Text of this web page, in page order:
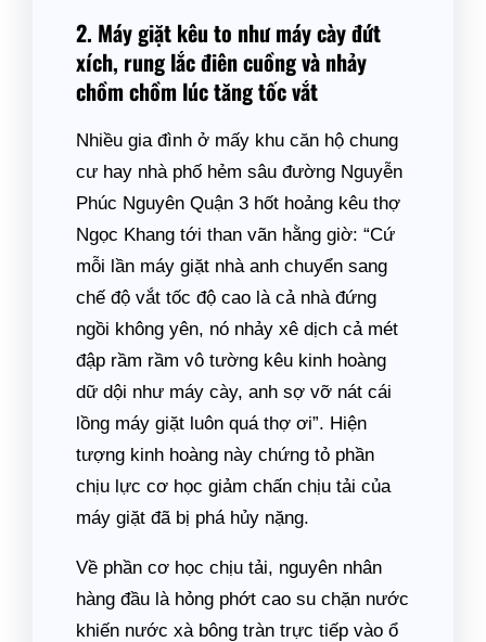
2. Máy giặt kêu to như máy cày đứt
xích, rung lắc điên cuồng và nhảy
chồm chồm lúc tăng tốc vắt
Nhiều gia đình ở mấy khu căn hộ chung
cư hay nhà phố hẻm sâu đường Nguyễn
Phúc Nguyên Quận 3 hốt hoảng kêu thợ
Ngọc Khang tới than vãn hằng giờ: “Cứ
mỗi lần máy giặt nhà anh chuyển sang
chế độ vắt tốc độ cao là cả nhà đứng
ngồi không yên, nó nhảy xê dịch cả mét
đập rầm rầm vô tường kêu kinh hoàng
dữ dội như máy cày, anh sợ vỡ nát cái
lồng máy giặt luôn quá thợ ơi”. Hiện
tượng kinh hoàng này chứng tỏ phần
chịu lực cơ học giảm chấn chịu tải của
máy giặt đã bị phá hủy nặng.
Về phần cơ học chịu tải, nguyên nhân
hàng đầu là hỏng phớt cao su chặn nước
khiến nước xà bông tràn trực tiếp vào ổ